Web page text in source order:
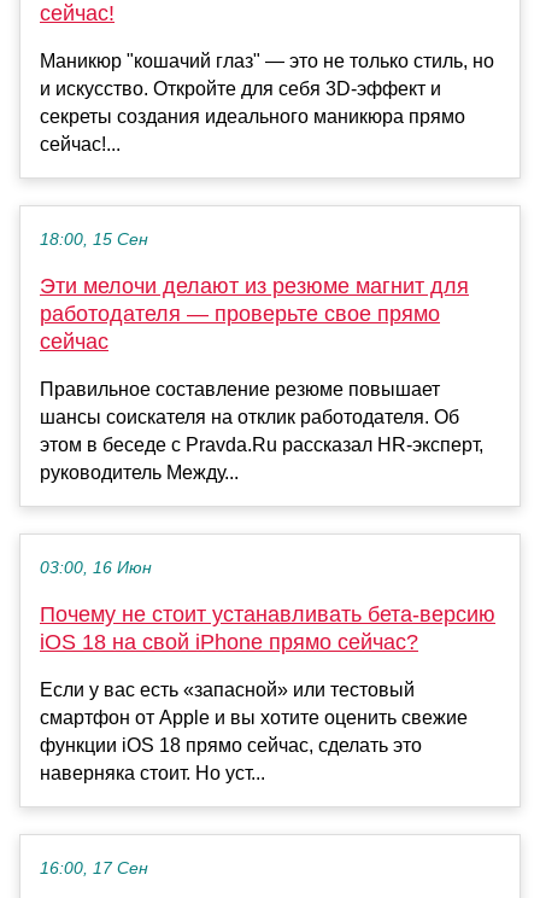
сейчас!
Маникюр "кошачий глаз" — это не только стиль, но
и искусство. Откройте для себя 3D-эффект и
секреты создания идеального маникюра прямо
сейчас!...
18:00, 15 Сен
Эти мелочи делают из резюме магнит для
работодателя — проверьте свое прямо
сейчас
Правильное составление резюме повышает
шансы соискателя на отклик работодателя. Об
этом в беседе с Pravda.Ru рассказал HR-эксперт,
руководитель Между...
03:00, 16 Июн
Почему не стоит устанавливать бета-версию
iOS 18 на свой iPhone прямо сейчас?
Если у вас есть «запасной» или тестовый
смартфон от Apple и вы хотите оценить свежие
функции iOS 18 прямо сейчас, сделать это
наверняка стоит. Но уст...
16:00, 17 Сен